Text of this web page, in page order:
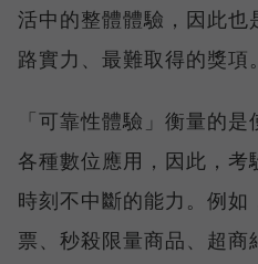
活中的整體體驗，因此也
路實力、最難取得的獎項。
「可靠性體驗」衡量的
各種數位應用，因此，考
時刻不中斷的能力。例如
票、秒殺限量商品、超